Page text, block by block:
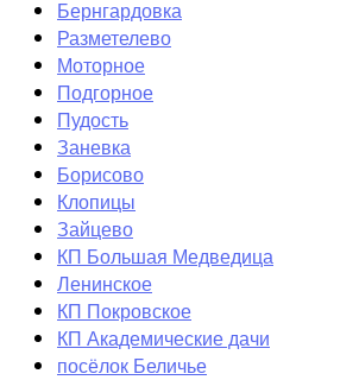
Бернгардовка
Разметелево
Моторное
Подгорное
Пудость
Заневка
Борисово
Клопицы
Зайцево
КП Большая Медведица
Ленинское
КП Покровское
КП Академические дачи
посёлок Беличье